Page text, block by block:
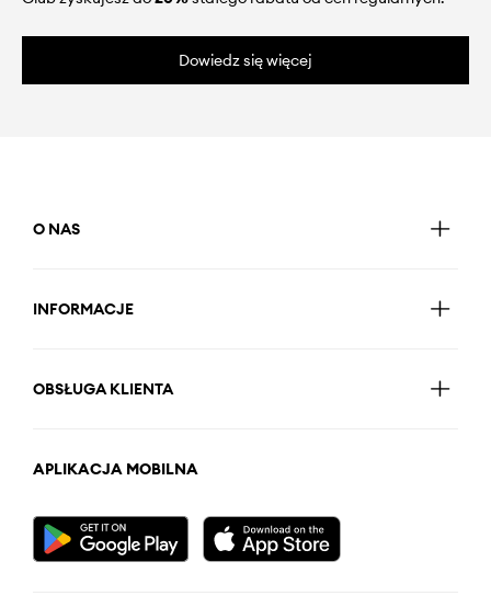
Dowiedz się więcej
O NAS
INFORMACJE
OBSŁUGA KLIENTA
APLIKACJA MOBILNA